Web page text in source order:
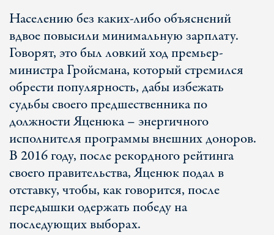
Населению без каких-либо объяснений
вдвое повысили минимальную зарплату.
Говорят, это был ловкий ход премьер-
министра Гройсмана, который стремился
обрести популярность, дабы избежать
судьбы своего предшественника по
должности Яценюка – энергичного
исполнителя программы внешних доноров.
В 2016 году, после рекордного рейтинга
своего правительства, Яценюк подал в
отставку, чтобы, как говорится, после
передышки одержать победу на
последующих выборах.